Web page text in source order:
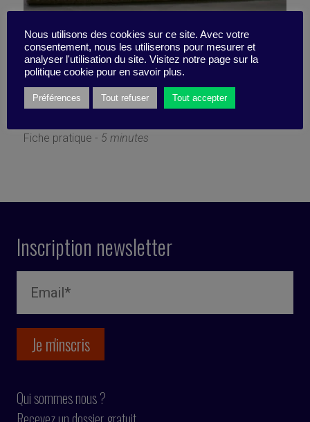
Les 4 sujets cruciaux pour
votre projet IA
Fiche pratique - 5 minutes
Inscription newsletter
Qui sommes nous ?
Nous utilisons des cookies sur ce site. Avec votre
consentement, nous les utiliserons pour mesurer et
analyser l'utilisation du site. Visitez notre page sur la
politique cookie pour en savoir plus.
Préférences Tout refuser Tout accepter